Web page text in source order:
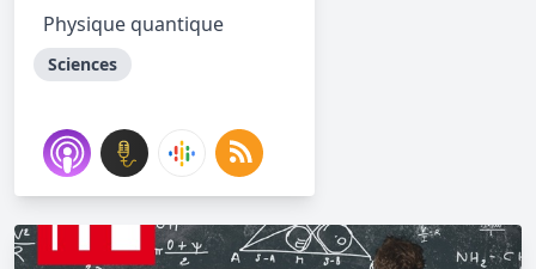
Physique quantique
Sciences